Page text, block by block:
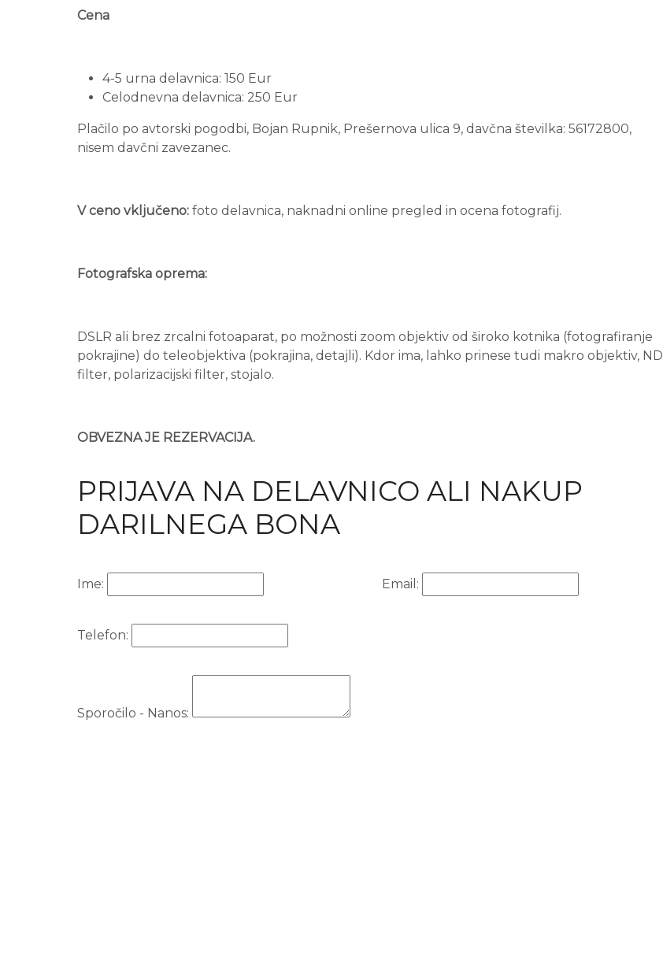
Cena
4-5 urna delavnica: 150 Eur
Celodnevna delavnica: 250 Eur
Plačilo po avtorski pogodbi, Bojan Rupnik, Prešernova ulica 9, davčna številka: 56172800,
nisem davčni zavezanec.
V ceno vključeno:foto delavnica, naknadni online pregled in ocena fotografij.
Fotografska oprema:
DSLR ali brez zrcalni fotoaparat, po možnosti zoom objektiv od široko kotnika (fotografiranje
pokrajine) do teleobjektiva (pokrajina, detajli). Kdor ima, lahko prinese tudi makro objektiv, ND
filter, polarizacijski filter, stojalo.
OBVEZNA JE REZERVACIJA.
PRIJAVA NA DELAVNICO ALI NAKUP
DARILNEGA BONA
Ime: Email:
Telefon:
Sporočilo - Nanos: